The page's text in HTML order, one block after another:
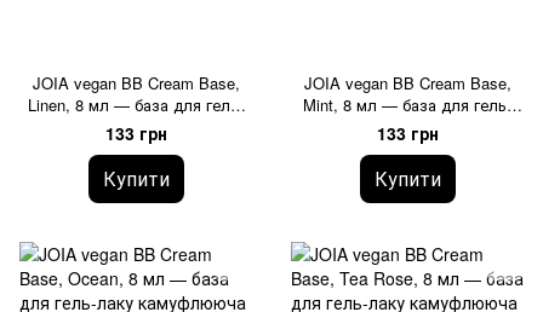
JOIA vegan BB Cream Base,
Linen, 8 мл — база для гель-
лаку камуфлююча
133 грн
Купити
JOIA vegan BB Cream Base,
Mint, 8 мл — база для гель-
лаку камуфлююча
133 грн
Купити